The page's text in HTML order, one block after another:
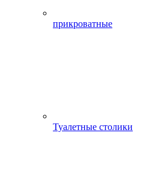
прикроватные
Туалетные столики